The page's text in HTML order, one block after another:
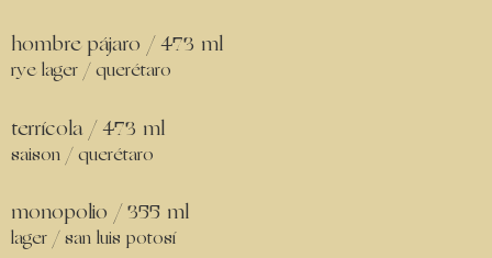
hombre pájaro / 473 ml
rye lager / querétaro
terrícola / 473 ml
saison / querétaro
monopolio / 355 ml
lager / san luis potosí